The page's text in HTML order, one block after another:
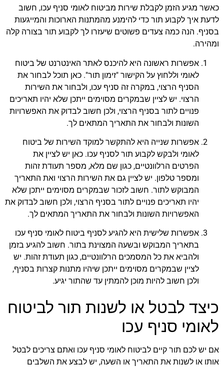
כאשר מגיע הזמן לקבלת שירות מביטוח לאומי סניף עכו, חשוב
לדעת איך לקבוע תור כדי להימנע מהמתנות הארוכות והמייגעות
בסניף. הנה כמה צעדים פשוטים שיעזרו לך לקבוע תור בצורה קלה
ומהירה.
אפשרות ראשונה היא להיכנס לאתר האינטרנט של ביטוח
לאומי וללחוץ על הקישור "זימון תור". כאן תוכל לבחור את
הסניף הרצוי, במקרה זה סניף עכו, ולבחור את השירות
הרצוי. יש לציין שבמקרים מסוימים ייתכן שלא יהיו תאריכים
פנויים לתור בסניף הרצוי, ולכן חשוב לבדוק את האפשרויות
השונות ולבחור את התאריך המתאים לך.
אפשרות שנייה היא להתקשר למוקד השירות של ביטוח
לאומי ולבקש לקבוע תור לסניף עכו. כאן יש לציין את
הפרטים הרלוונטיים, כגון שם מלא, מספר תעודת זהות
ומספר טלפון. יש לציין גם את השירות הרצוי ואת התאריך
המבוקש לתור. חשוב לזכור שבמקרים מסוימים ייתכן שלא
יהיו תאריכים פנויים לתור בסניף הרצוי, ולכן חשוב לבדוק את
האפשרויות השונות ולבחור את התאריך המתאים לך.
אפשרות שלישית היא להגיע לסניף ביטוח לאומי סניף עכו
בתאריך המבוקש ובשעה המצוינת בתור. חשוב להגיע בזמן
ולהביא את כל המסמכים הרלוונטיים, כגון תעודת זהות. יש
לציין שבמקרים מסוימים ייתכן שיהיו מתנות קצרות בסניף,
ולכן חשוב להיות מוכן להמתין עד שהתור יגיע.
כיצד לבטל או לשנות תור לביטוח
לאומי סניף עכו
אם יש לכם תור קיים לביטוח לאומי סניף עכו ואתם צריכים לבטל
אותו או לשנות את התאריך או השעה, יש לבצע את השלבים